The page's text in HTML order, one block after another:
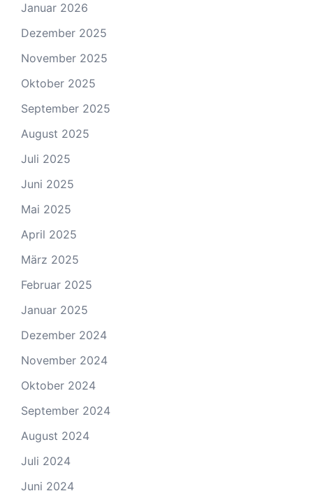
Januar 2026
Dezember 2025
November 2025
Oktober 2025
September 2025
August 2025
Juli 2025
Juni 2025
Mai 2025
April 2025
März 2025
Februar 2025
Januar 2025
Dezember 2024
November 2024
Oktober 2024
September 2024
August 2024
Juli 2024
Juni 2024